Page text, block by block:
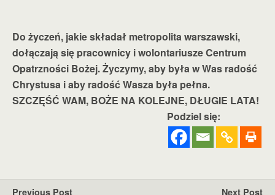
Do życzeń, jakie składał metropolita warszawski,
dołączają się pracownicy i wolontariusze Centrum
Opatrzności Bożej. Życzymy, aby była w Was radość
Chrystusa i aby radość Wasza była pełna.
SZCZĘŚĆ WAM, BOŻE NA KOLEJNE, DŁUGIE LATA!
Podziel się:
Previous Post Next Post